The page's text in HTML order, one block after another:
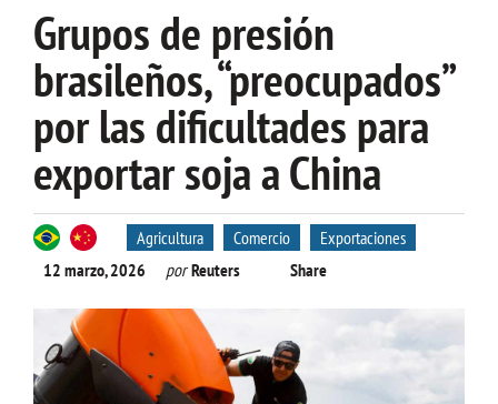
Grupos de presión
brasileños, “preocupados”
por las dificultades para
exportar soja a China
Agricultura Comercio
Exportaciones
12 marzo, 2026
porReuters Share